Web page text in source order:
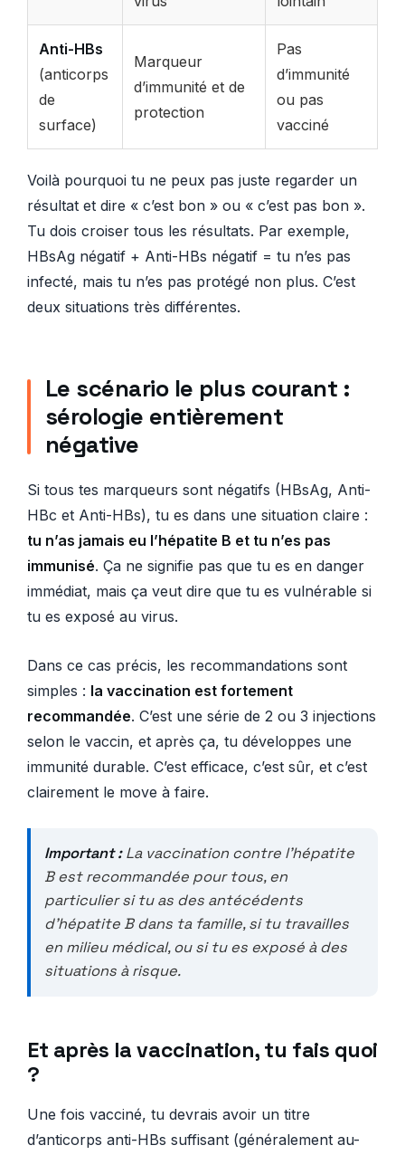
Anti-HBs
(anticorps
de
surface)
Marqueur
d’immunité et de
protection
Pas
d’immunité
ou pas
vacciné
Voilà pourquoi tu ne peux pas juste regarder un
résultat et dire « c’est bon » ou « c’est pas bon ».
Tu dois croiser tous les résultats. Par exemple,
HBsAg négatif + Anti-HBs négatif = tu n’es pas
infecté, mais tu n’es pas protégé non plus. C’est
deux situations très différentes.
Le scénario le plus courant :
sérologie entièrement
négative
Si tous tes marqueurs sont négatifs (HBsAg, Anti-
HBc et Anti-HBs), tu es dans une situation claire :
tu n’as jamais eu l’hépatite B et tu n’es pas
immunisé. Ça ne signifie pas que tu es en danger
immédiat, mais ça veut dire que tu es vulnérable si
tu es exposé au virus.
Dans ce cas précis, les recommandations sont
simples : la vaccination est fortement
recommandée. C’est une série de 2 ou 3 injections
selon le vaccin, et après ça, tu développes une
immunité durable. C’est efficace, c’est sûr, et c’est
clairement le move à faire.
Important :La vaccination contre l’hépatite
B est recommandée pour tous, en
particulier si tu as des antécédents
d’hépatite B dans ta famille, si tu travailles
en milieu médical, ou si tu es exposé à des
situations à risque.
Et après la vaccination, tu fais quoi
?
Une fois vacciné, tu devrais avoir un titre
d’anticorps anti-HBs suffisant (généralement au-